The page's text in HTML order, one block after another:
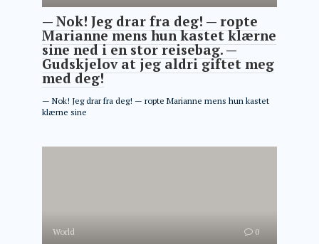
— Nok! Jeg drar fra deg! — ropte
Marianne mens hun kastet klærne
sine ned i en stor reisebag. —
Gudskjelov at jeg aldri giftet meg
med deg!
— Nok! Jeg drar fra deg! — ropte Marianne mens hun kastet
klærne sine
World 0